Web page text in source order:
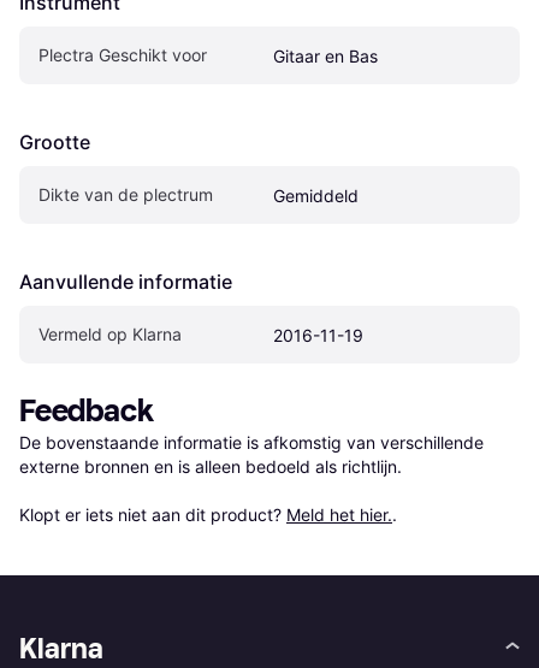
Plectra Geschikt voor Gitaar en Bas
Grootte
Dikte van de plectrum Gemiddeld
Aanvullende informatie
Vermeld op Klarna 2016-11-19
Feedback
De bovenstaande informatie is afkomstig van verschillende
externe bronnen en is alleen bedoeld als richtlijn.
Klopt er iets niet aan dit product? Meld het hier..
Klarna